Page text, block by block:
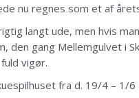
nu regnes som et af
langt ude, men hvis
gang Mellemgulvet i
vigør.
fra d. 19/4 – 1/6